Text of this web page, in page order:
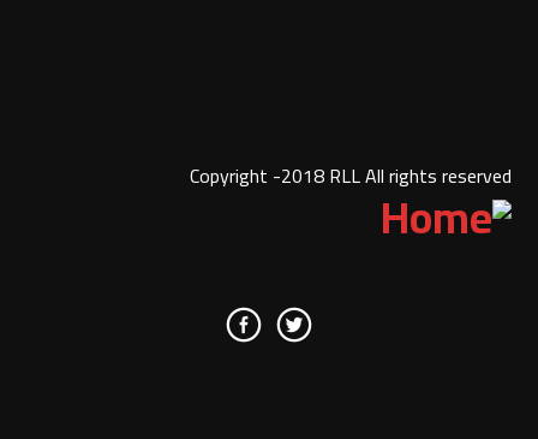
Copyright -2018 RLL All rights reserved